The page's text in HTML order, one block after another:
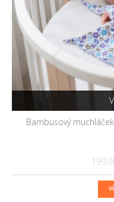
Bambusový